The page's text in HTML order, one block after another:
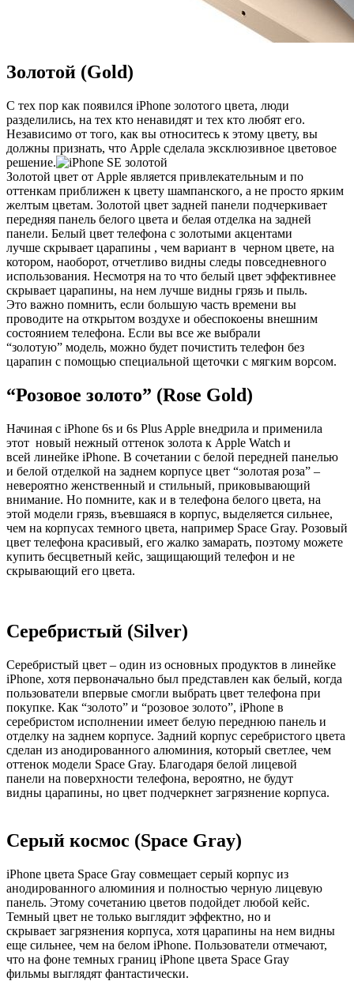
Золотой (Gold)
С тех пор как появился iPhone золотого цвета, люди
разделились, на тех кто ненавидят и тех кто любят его.
Независимо от того, как вы относитесь к этому цвету, вы
должны признать, что Apple сделала эксклюзивное цветовое
решение.
Золотой цвет от Apple является привлекательным и по
оттенкам приближен к цвету шампанского, а не просто ярким
желтым цветам. Золотой цвет задней панели подчеркивает
передняя панель белого цвета и белая отделка на задней
панели. Белый цвет телефона с золотыми акцентами
лучше скрывает царапины , чем вариант в черном цвете, на
котором, наоборот, отчетливо видны следы повседневного
использования. Несмотря на то что белый цвет эффективнее
скрывает царапины, на нем лучше видны грязь и пыль.
Это важно помнить, если большую часть времени вы
проводите на открытом воздухе и обеспокоены внешним
состоянием телефона. Если вы все же выбрали
“золотую” модель, можно будет почистить телефон без
царапин с помощью специальной щеточки с мягким ворсом.
“Розовое золото” (Rose Gold)
Начиная с iPhone 6s и 6s Plus Apple внедрила и применила
этот новый нежный оттенок золота к Apple Watch и
всей линейке iPhone. В сочетании с белой передней панелью
и белой отделкой на заднем корпусе цвет “золотая роза” –
невероятно женственный и стильный, приковывающий
внимание. Но помните, как и в телефона белого цвета, на
этой модели грязь, въевшаяся в корпус, выделяется сильнее,
чем на корпусах темного цвета, например Space Gray. Розовый
цвет телефона красивый, его жалко замарать, поэтому можете
купить бесцветный кейс, защищающий телефон и не
скрывающий его цвета.
Серебристый (Silver)
Серебристый цвет – один из основных продуктов в линейке
iPhone, хотя первоначально был представлен как белый, когда
пользователи впервые смогли выбрать цвет телефона при
покупке. Как “золото” и “розовое золото”, iPhone в
серебристом исполнении имеет белую переднюю панель и
отделку на заднем корпусе. Задний корпус серебристого цвета
сделан из анодированного алюминия, который светлее, чем
оттенок модели Space Gray. Благодаря белой лицевой
панели на поверхности телефона, вероятно, не будут
видны царапины, но цвет подчеркнет загрязнение корпуса.
Серый космос (Space Gray)
iPhone цвета Space Gray совмещает серый корпус из
анодированного алюминия и полностью черную лицевую
панель. Этому сочетанию цветов подойдет любой кейс.
Темный цвет не только выглядит эффектно, но и
скрывает загрязнения корпуса, хотя царапины на нем видны
еще сильнее, чем на белом iPhone. Пользователи отмечают,
что на фоне темных границ iPhone цвета Space Gray
фильмы выглядят фантастически.